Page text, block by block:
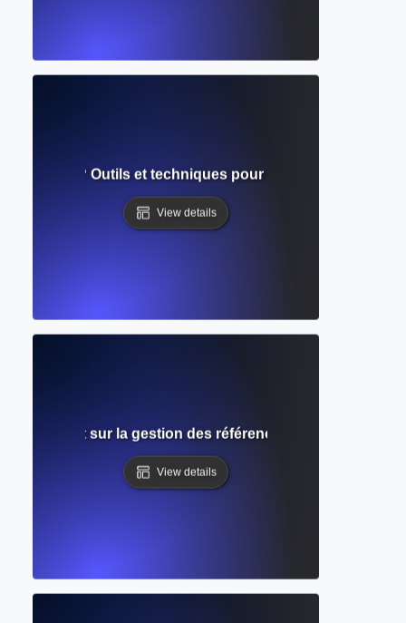
citations ? Outils et techniques pour organiser et
View details
complet sur la gestion des références et
View details